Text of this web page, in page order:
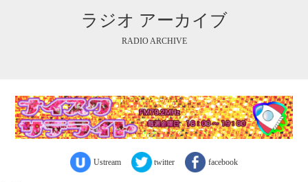
ラジオ アーカイブ
RADIO ARCHIVE
Ustream twitter facebook